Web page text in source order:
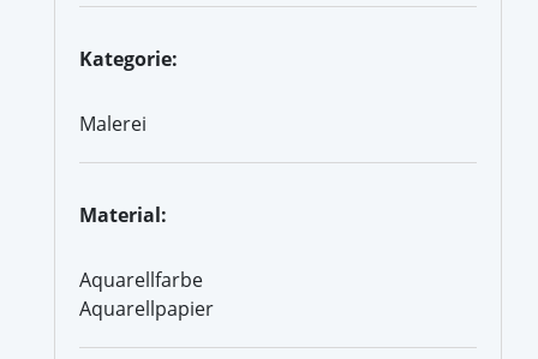
Kategorie:
Malerei
Material:
Aquarellfarbe
Aquarellpapier